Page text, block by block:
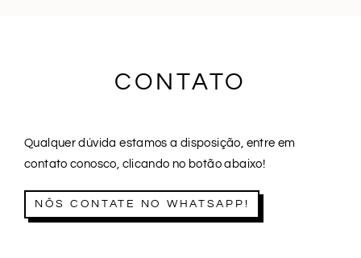
CONTATO
Qualquer dúvida estamos a disposição, entre em
contato conosco, clicando no botão abaixo!
NÔS CONTATE NO WHATSAPP!